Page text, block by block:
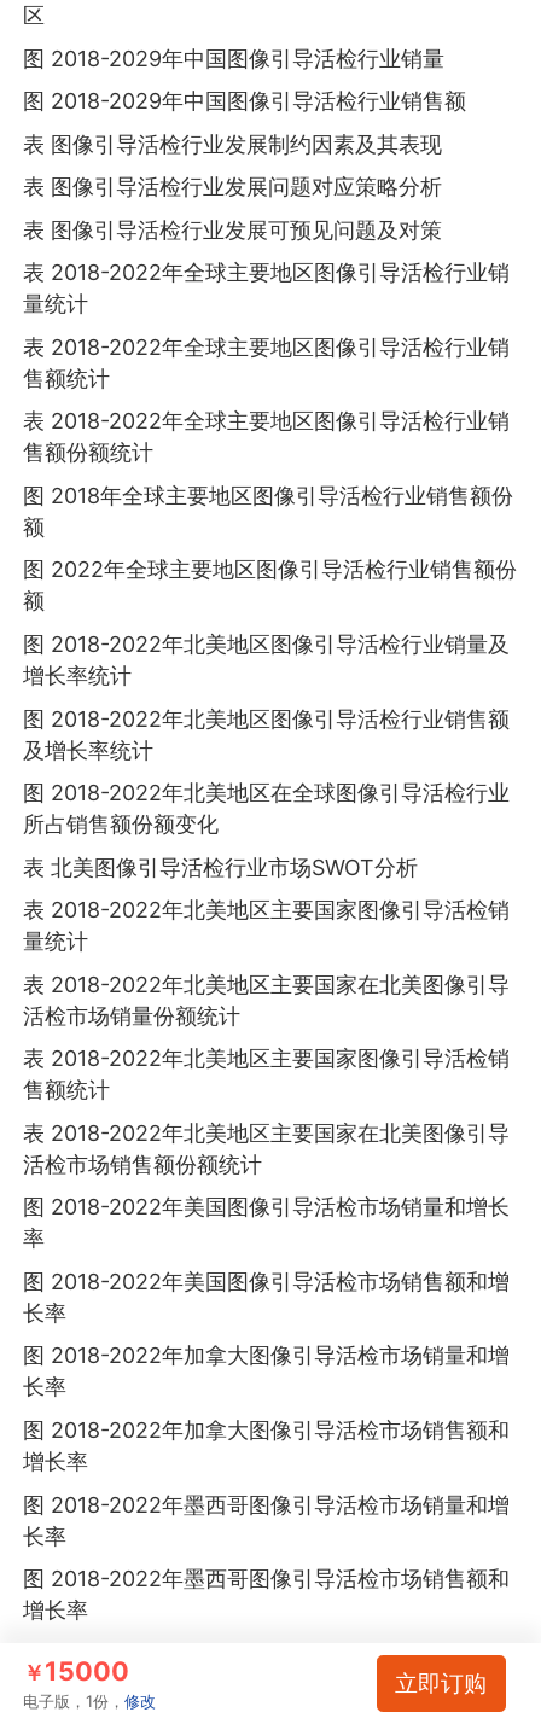
区
图 2018-2029年中国图像引导活检行业销量
图 2018-2029年中国图像引导活检行业销售额
表 图像引导活检行业发展制约因素及其表现
表 图像引导活检行业发展问题对应策略分析
表 图像引导活检行业发展可预见问题及对策
表 2018-2022年全球主要地区图像引导活检行业销
量统计
表 2018-2022年全球主要地区图像引导活检行业销
售额统计
表 2018-2022年全球主要地区图像引导活检行业销
售额份额统计
图 2018年全球主要地区图像引导活检行业销售额份
额
图 2022年全球主要地区图像引导活检行业销售额份
额
图 2018-2022年北美地区图像引导活检行业销量及
增长率统计
图 2018-2022年北美地区图像引导活检行业销售额
及增长率统计
图 2018-2022年北美地区在全球图像引导活检行业
所占销售额份额变化
表 北美图像引导活检行业市场SWOT分析
表 2018-2022年北美地区主要国家图像引导活检销
量统计
表 2018-2022年北美地区主要国家在北美图像引导
活检市场销量份额统计
表 2018-2022年北美地区主要国家图像引导活检销
售额统计
表 2018-2022年北美地区主要国家在北美图像引导
活检市场销售额份额统计
图 2018-2022年美国图像引导活检市场销量和增长
率
图 2018-2022年美国图像引导活检市场销售额和增
长率
图 2018-2022年加拿大图像引导活检市场销量和增
长率
图 2018-2022年加拿大图像引导活检市场销售额和
增长率
图 2018-2022年墨西哥图像引导活检市场销量和增
长率
图 2018-2022年墨西哥图像引导活检市场销售额和
增长率
图 2018-2022年欧洲地区图像引导活检行业销量及
增长率统计
￥15000
电子版，1份，修改
立即订购